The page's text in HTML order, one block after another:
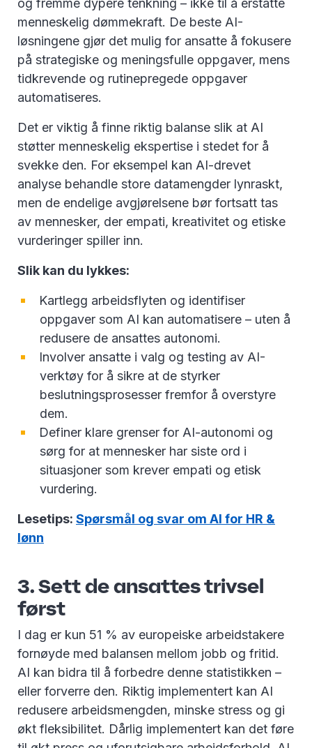
og fremme dypere tenkning – ikke til å erstatte
menneskelig dømmekraft. De beste AI-
løsningene gjør det mulig for ansatte å fokusere
på strategiske og meningsfulle oppgaver, mens
tidkrevende og rutinepregede oppgaver
automatiseres.
Det er viktig å finne riktig balanse slik at AI
støtter menneskelig ekspertise i stedet for å
svekke den. For eksempel kan AI-drevet
analyse behandle store datamengder lynraskt,
men de endelige avgjørelsene bør fortsatt tas
av mennesker, der empati, kreativitet og etiske
vurderinger spiller inn.
Slik kan du lykkes:
Kartlegg arbeidsflyten og identifiser
oppgaver som AI kan automatisere – uten å
redusere de ansattes autonomi.
Involver ansatte i valg og testing av AI-
verktøy for å sikre at de styrker
beslutningsprosesser fremfor å overstyre
dem.
Definer klare grenser for AI-autonomi og
sørg for at mennesker har siste ord i
situasjoner som krever empati og etisk
vurdering.
Lesetips: Spørsmål og svar om AI for HR &
lønn
3. Sett de ansattes trivsel
først
I dag er kun 51 % av europeiske arbeidstakere
fornøyde med balansen mellom jobb og fritid.
AI kan bidra til å forbedre denne statistikken –
eller forverre den. Riktig implementert kan AI
redusere arbeidsmengden, minske stress og gi
økt fleksibilitet. Dårlig implementert kan det føre